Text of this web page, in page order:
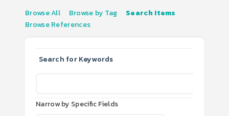
Browse All Browse by Tag
Search Items
Browse References
Search for Keywords
Narrow by Specific Fields